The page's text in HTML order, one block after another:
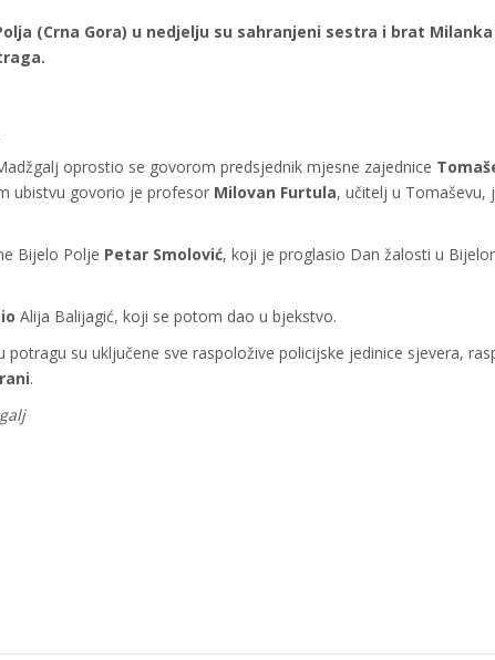
(Crna Gora) u nedjelju su sahranjeni sestra i brat Milanka
oprostio se govorom predsjednik mjesne zajednice
ubistvu govorio je profesor Milovan Furtula, učitelj u Tomaševu,
Bijelo Polje Petar Smolović, koji je proglasio Dan žalosti u
Alija Balijagić, koji se potom dao u bjekstvo.
su uključene sve raspoložive policijske jedinice sjevera,
.